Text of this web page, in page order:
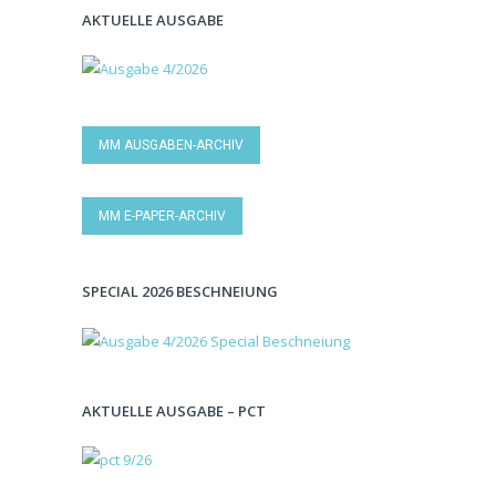
AKTUELLE AUSGABE
MM AUSGABEN-ARCHIV
MM E-PAPER-ARCHIV
SPECIAL 2026 BESCHNEIUNG
AKTUELLE AUSGABE – PCT